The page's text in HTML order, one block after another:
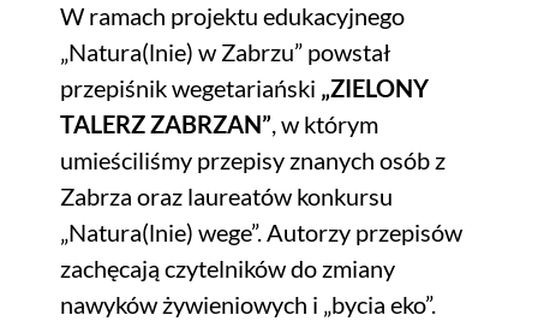
W ramach projektu edukacyjnego
„Natura(lnie) w Zabrzu” powstał
przepiśnik wegetariański „ZIELONY
TALERZ ZABRZAN”, w którym
umieściliśmy przepisy znanych osób z
Zabrza oraz laureatów konkursu
„Natura(lnie) wege”. Autorzy przepisów
zachęcają czytelników do zmiany
nawyków żywieniowych i „bycia eko”.